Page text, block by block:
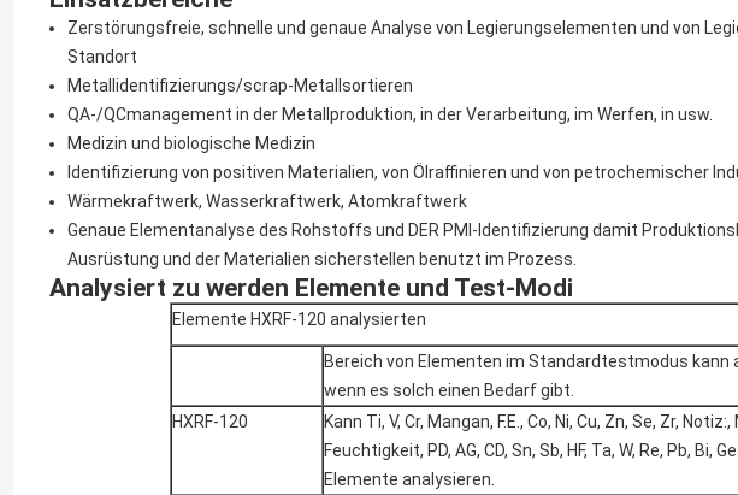
Zerstörungsfreie, schnelle und genaue Analyse von Legierungselementen und von
Standort
Metallidentifizierungs/scrap-Metallsortieren
QA-/QCmanagement in der Metallproduktion, in der Verarbeitung, im Werfen, in usw.
Medizin und biologische Medizin
Identifizierung von positiven Materialien, von Ölraffinieren und von petrochemischer
Wärmekraftwerk, Wasserkraftwerk, Atomkraftwerk
Genaue Elementanalyse des Rohstoffs und DER PMI-Identifizierung damit
Ausrüstung und der Materialien sicherstellen benutzt im Prozess.
Analysiert zu werden Elemente und Test-Modi
Elemente HXRF-120 analysierten
Bereich von Elementen im Standardtestmodus kann
wenn es solch einen Bedarf gibt.
HXRF-120
Kann Ti, V, Cr, Mangan, F.E., Co, Ni, Cu, Zn, Se, Zr,
Feuchtigkeit, PD, AG, CD, Sn, Sb, HF, Ta, W, Re, Pb, Bi,
Elemente analysieren.